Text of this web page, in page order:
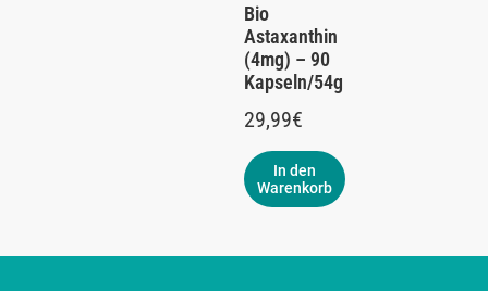
Bio
Astaxanthin
(4mg) – 90
Kapseln/54g
29,99€
In den
Warenkorb